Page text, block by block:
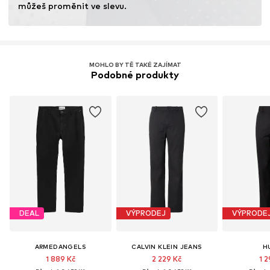
můžeš proměnit ve slevu.
MOHLO BY TĚ TAKÉ ZAJÍMAT
Podobné produkty
DEAL
ARMEDANGELS
1 889 Kč
VÝPRODEJ
CALVIN KLEIN JEANS
2 229 Kč 1